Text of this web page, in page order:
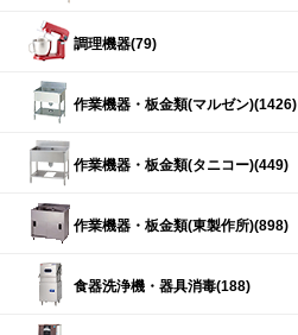
調理機器(79)
作業機器・板金類(マルゼン)(1426)
作業機器・板金類(タニコー)(449)
作業機器・板金類(東製作所)(898)
食器洗浄機・器具消毒(188)